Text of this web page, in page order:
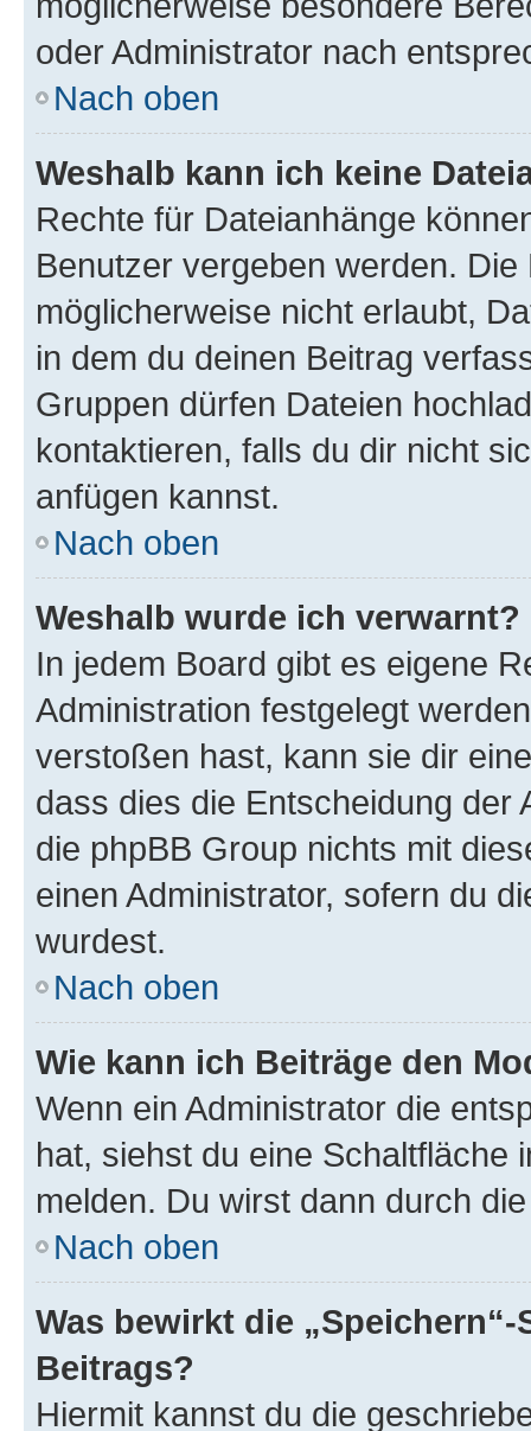
oder Administrator nach
Nach oben
Weshalb kann ich keine
Rechte für Dateianhänge
Benutzer vergeben werden.
möglicherweise nicht erlaubt,
in dem du deinen Beitrag
Gruppen dürfen Dateien
kontaktieren, falls du dir nicht
anfügen kannst.
Nach oben
Weshalb wurde ich verwarnt?
In jedem Board gibt es eigene
Administration festgelegt
verstoßen hast, kann sie dir
dass dies die Entscheidung der
die phpBB Group nichts mit
einen Administrator, sofern du
wurdest.
Nach oben
Wie kann ich Beiträge den
Wenn ein Administrator die
hat, siehst du eine Schaltfläche
melden. Du wirst dann durch
Nach oben
Was bewirkt die
Beitrags?
Hiermit kannst du die